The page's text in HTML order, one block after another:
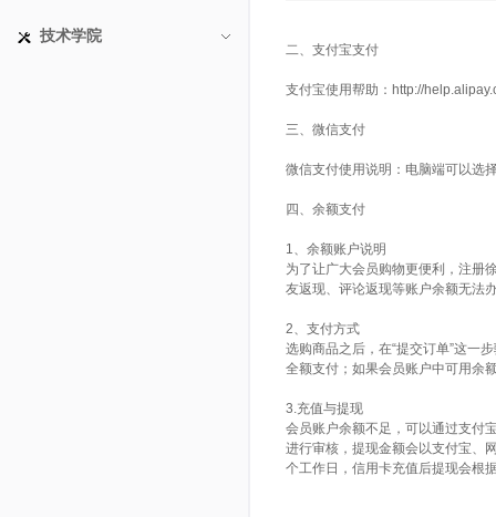
技术学院
二、支付宝支付
支付宝使用帮助： http://
三、微信支付
微信支付使用说明：电脑端可以选
四、余额支付
1、余额账户说明
为了让广大会员购物更便利，注册
友返现、评论返现等账户余额无法
2、支付方式
选购商品之后，在“提交订单”这一
全额支付；如果会员账户中可用余
3.充值与提现
会员账户余额不足，可以通过支付
进行审核，提现金额会以支付宝、
个工作日，信用卡充值后提现会根